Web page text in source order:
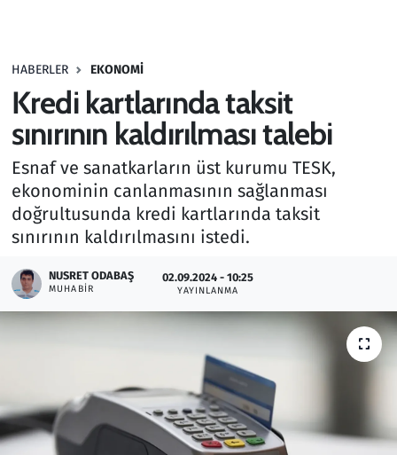
HABERLER EKONOMI
Kredi kartlarında taksit
sınırının kaldırılması talebi
Esnaf ve sanatkarların üst kurumu TESK,
ekonominin canlanmasının sağlanması
doğrultusunda kredi kartlarında taksit
sınırının kaldırılmasını istedi.
NUSRET ODABAŞ
MUHABIR
02.09.2024 - 10:25
YAYINLANMA
Haber
Kültür Sanat
Kurumsal Haberler
Lezzet Durağı
Ramazan
Resmi İlanlar